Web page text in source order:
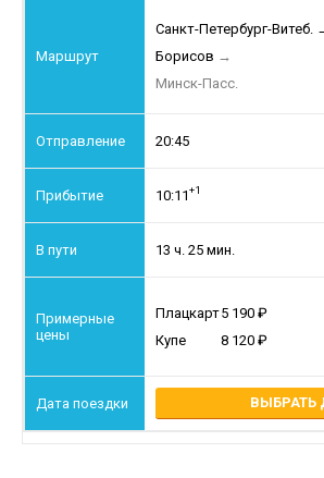
Санкт-Петербург-Витеб.
Борисов →
Минск-Пасс.
20:45
10:11+1
13 ч. 25 мин.
Плацкарт5 190
Купе
8 120
ВЫБРАТЬ